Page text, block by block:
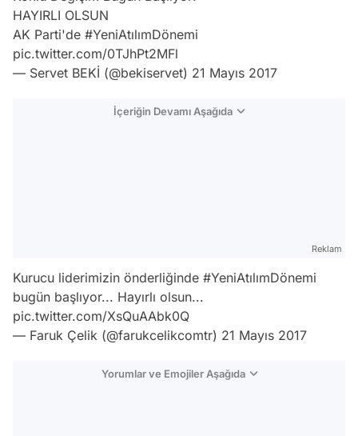
HAYIRLI OLSUN
AK Parti'de #YeniAtılımDönemi
pic.twitter.com/0TJhPt2MFl
— Servet BEKİ (@bekiservet) 21 Mayıs 2017
İçeriğin Devamı Aşağıda
Reklam
Kurucu liderimizin önderliğinde #YeniAtılımDönemi
bugün başlıyor... Hayırlı olsun...
pic.twitter.com/XsQuAAbk0Q
— Faruk Çelik (@farukcelikcomtr) 21 Mayıs 2017
Yorumlar ve Emojiler Aşağıda